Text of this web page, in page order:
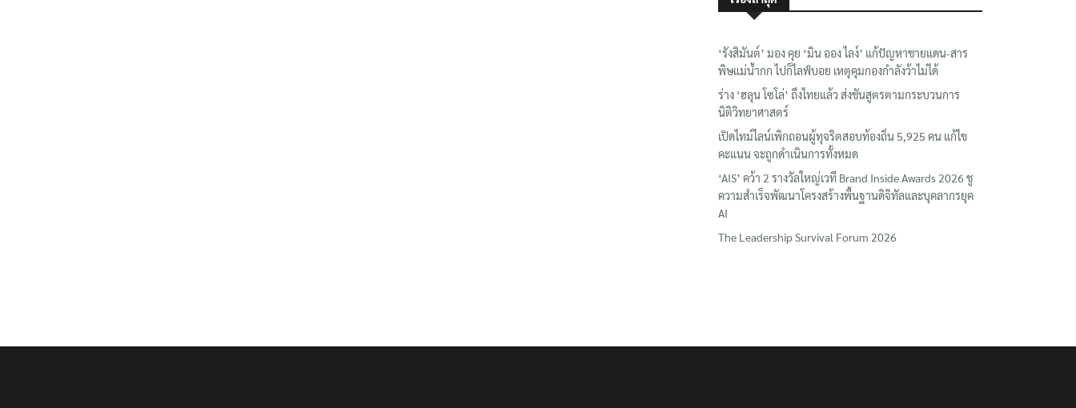
‘รังสิมันต์’ มอง คุย ‘มิน ออง ไลง์’ แก้ปัญหาชายแดน-สาร
พิษแม่น้ำกก ไปก็ไลฟ์บอย เหตุคุมกองกำลังว้าไม่ได้
ร่าง ‘ฮลุน โซโล่’ ถึงไทยแล้ว ส่งชันสูตรตามกระบวนการ
นิติวิทยาศาสตร์
เปิดไทม์ไลน์เพิกถอนผู้ทุจริตสอบท้องถิ่น 5,925 คน แก้ไข
คะแนน จะถูกดำเนินการทั้งหมด
‘AIS’ คว้า 2 รางวัลใหญ่เวที Brand Inside Awards 2026 ชู
ความสำเร็จพัฒนาโครงสร้างพื้นฐานดิจิทัลและบุคลากรยุค
AI
The Leadership Survival Forum 2026